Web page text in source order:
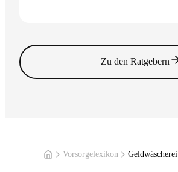
Zu den Ratgebern
Vorsorgelexikon Geldwäscherei